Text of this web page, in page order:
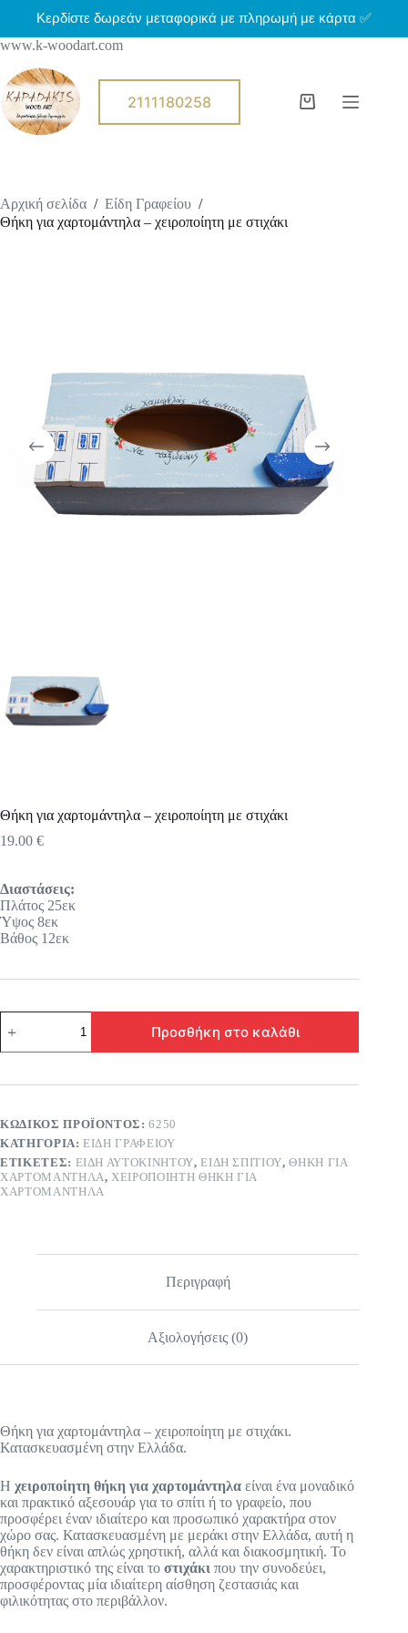
Κερδίστε δωρεάν μεταφορικά με πληρωμή με κάρτα ✅
www.k-woodart.com
τ
β
α
σ
η
ε
ρ
2111180258
Shopping
Αρχική σελίδα / Είδη Γραφείου /
Θήκη για χαρτομάντηλα – χειροποίητη με στιχάκι
Θήκη για χαρτομάντηλα – χειροποίητη με στιχάκι
19.00 €
Διαστάσεις:
Πλάτος 25εκ
Ύψος 8εκ
Βάθος 12εκ
για
χαρτομάντηλα
ποσότητα
Προσθήκη στο καλάθι
ΚΩΔΙΚΌΣ ΠΡΟΪΌΝΤΟΣ:6250
ΚΑΤΗΓΟΡΊΑ:ΕΊΔΗ ΓΡΑΦΕΊΟΥ
ΕΤΙΚΈΤΕΣ: ΕΙΔΗ ΑΥΤΟΚΙΝΗΤΟΥ,ΕΊΔΗ ΣΠΙΤΙΟΥ,ΘΗΚΗ ΓΙΑ
ΧΑΡΤΟΜΑΝΤΗΛΑ,ΧΕΙΡΟΠΟΊΗΤΗ ΘΉΚΗ ΓΙΑ
ΧΑΡΤΟΜΆΝΤΗΛΑ
Περιγραφή
Αξιολογήσεις (0)
Θήκη για χαρτομάντηλα – χειροποίητη με στιχάκι.
Κατασκευασμένη στην Ελλάδα.
Η χειροποίητη θήκη για χαρτομάντηλα είναι ένα μοναδικό
και πρακτικό αξεσουάρ για το σπίτι ή το γραφείο, που
προσφέρει έναν ιδιαίτερο και προσωπικό χαρακτήρα στον
χώρο σας. Κατασκευασμένη με μεράκι στην Ελλάδα, αυτή η
θήκη δεν είναι απλώς χρηστική, αλλά και διακοσμητική. Το
χαρακτηριστικό της είναι το στιχάκι που την συνοδεύει,
προσφέροντας μία ιδιαίτερη αίσθηση ζεστασιάς και
φιλικότητας στο περιβάλλον.